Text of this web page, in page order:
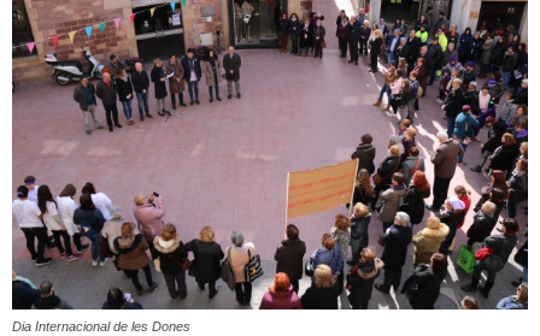
Dia Internacional de les Dones